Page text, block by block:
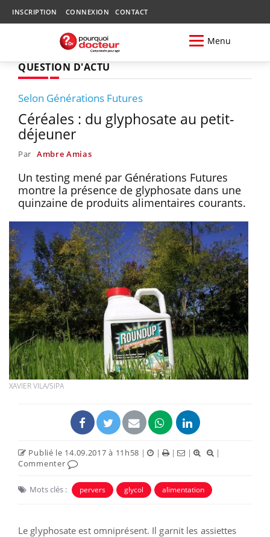
INSCRIPTION CONNEXION CONTACT
Menu
QUESTION D'ACTU
Selon Générations Futures
Céréales : du glyphosate au petit-
déjeuner
Par Ambre Amias
Un testing mené par Générations Futures
montre la présence de glyphosate dans une
quinzaine de produits alimentaires courants.
XAVIER VILA/SIPA
Publié le 14.09.2017 à 11h58 | | | |
|
Commenter
Mots clés : pervers glycol alimentation
Le glyphosate est omniprésent. Il garnit les assiettes